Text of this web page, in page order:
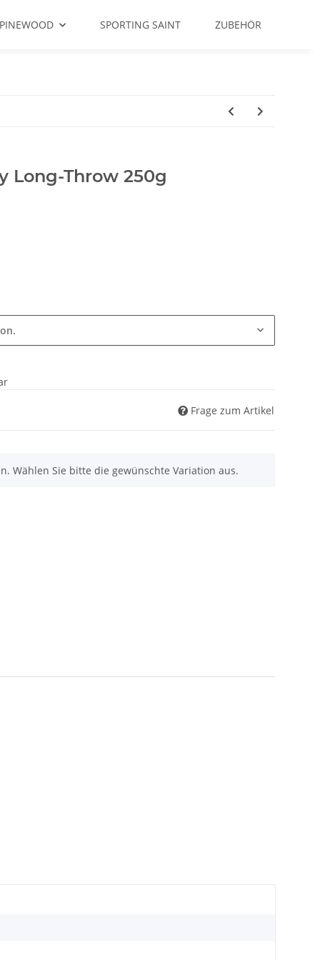
PINEWOOD SPORTING SAINT ZUBEHÖR
Long-Throw 250g
Frage zum Artikel
Wählen Sie bitte die gewünschte Variation aus.